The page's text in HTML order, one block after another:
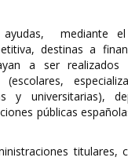
mediante el
destinas a
a ser realizados
y universitarias),
públicas
titulares,